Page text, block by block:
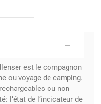
est le compagnon
ou voyage de camping.
ou non
l‘état de l‘indicateur de